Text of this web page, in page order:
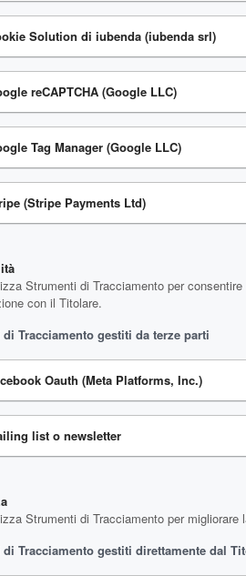
Solution di iubenda (iubenda srl)
reCAPTCHA (Google LLC)
Tag Manager (Google LLC)
(Stripe Payments Ltd)
Strumenti di Tracciamento per
con il Titolare.
Tracciamento gestiti da terze parti
Oauth (Meta Platforms, Inc.)
list o newsletter
Strumenti di Tracciamento per
Tracciamento gestiti direttamente dal